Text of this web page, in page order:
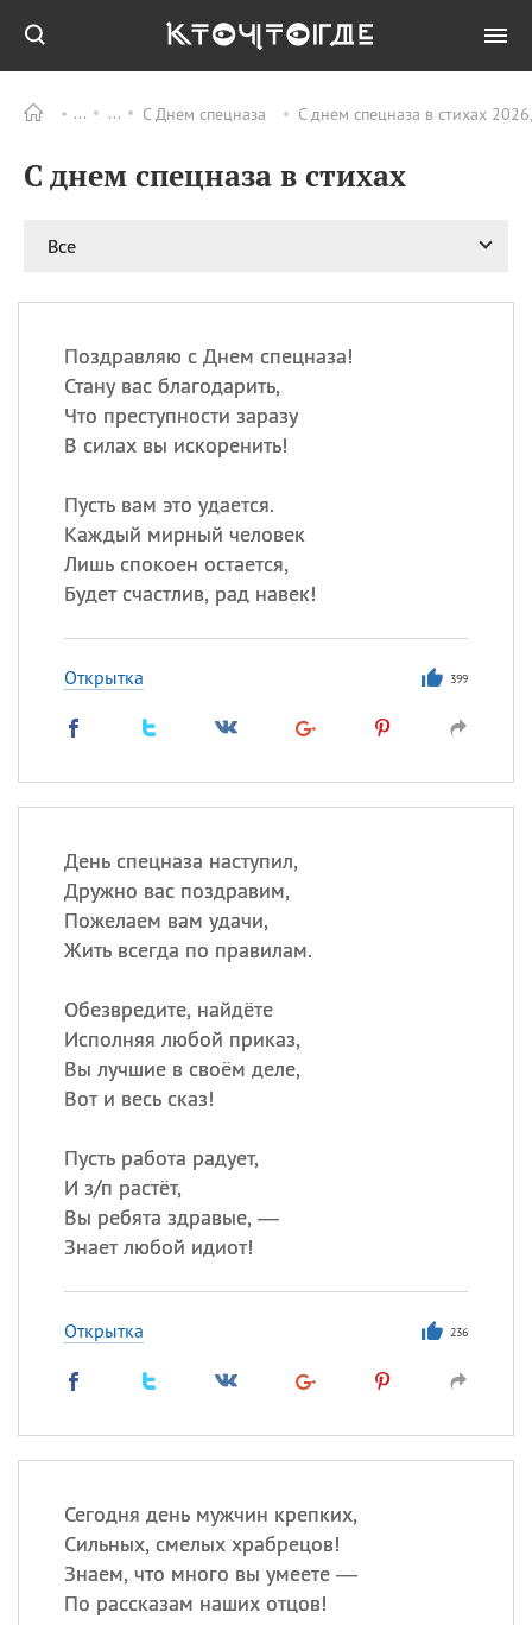
С Днем спецназа С днем спецназа в стихах
С днем спецназа в стихах
Все
Поздравляю с Днем спецназа!
Стану вас благодарить,
Что преступности заразу
В силах вы искоренить!
Пусть вам это удается.
Каждый мирный человек
Лишь спокоен остается,
Будет счастлив, рад навек!
Открытка 399
День спецназа наступил,
Дружно вас поздравим,
Пожелаем вам удачи,
Жить всегда по правилам.
Обезвредите, найдёте
Исполняя любой приказ,
Вы лучшие в своём деле,
Вот и весь сказ!
Пусть работа радует,
И з/п растёт,
Вы ребята здравые, —
Знает любой идиот!
Открытка 236
Сегодня день мужчин крепких,
Сильных, смелых храбрецов!
Знаем, что много вы умеете —
По рассказам наших отцов!
ПРАЗДНИКИ Все
09.08 День памяти
11.08 День полета на
11.08
ИМЕНА
Сегодня празднуют именины
Посмотреть значениеи
происхождение